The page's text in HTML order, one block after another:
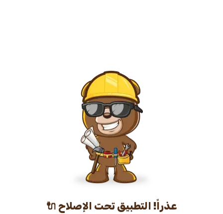
عذراً! التطبيق تحت الإصلاح 🔌